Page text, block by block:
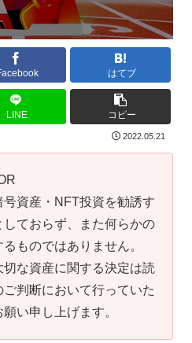
はてブ
LINE コピー
2022.05.21
号資産・NFT投資を勧誘す
しておらず、また何らかの
ものではありません。
な資産に関する決定は読
判断において行っていた
い申し上げます。